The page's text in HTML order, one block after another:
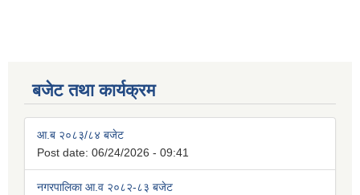
बजेट तथा कार्यक्रम
आ.ब २०८३/८४ बजेट
Post date: 06/24/2026 - 09:41
नगरपालिका आ.व २०८२-८३ बजेट